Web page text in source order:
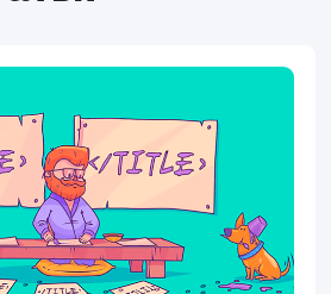
— это важный элемент
пренебрегать. Хотя
на ранжирование,
описание может
и тем самым